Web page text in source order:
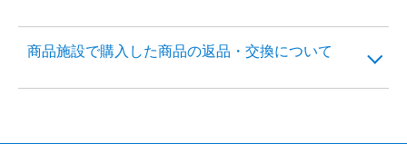
商品施設で購入した商品の返品・交換について